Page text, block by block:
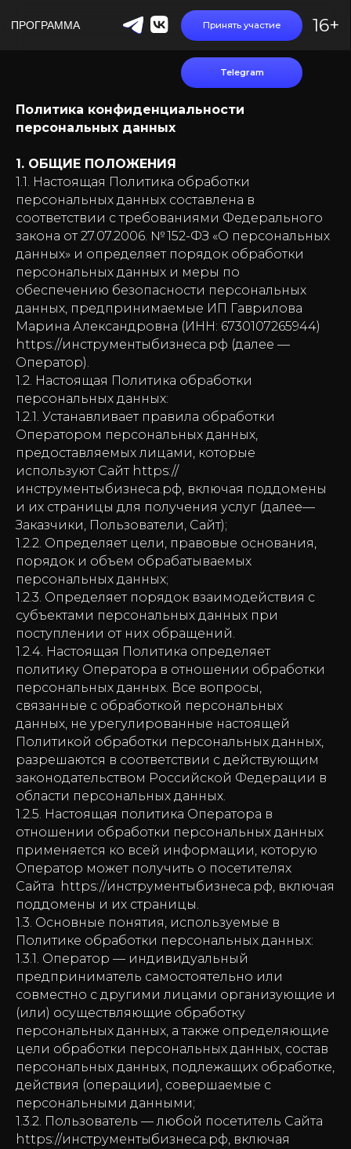
Принять участие
Политика конфиденциальности
персональных данных
1. ОБЩИЕ ПОЛОЖЕНИЯ
1.1. Настоящая Политика обработки
персональных данных составлена в
соответствии с требованиями Федерального
закона от 27.07.2006. № 152-ФЗ «О персональных
данных» и определяет порядок обработки
персональных данных и меры по
обеспечению безопасности персональных
данных, предпринимаемые ИП Гаврилова
Марина Александровна (ИНН: 6730107265944)
https://инструментыбизнеса.рф (далее —
Оператор).
1.2. Настоящая Политика обработки
персональных данных:
1.2.1. Устанавливает правила обработки
Оператором персональных данных,
предоставляемых лицами, которые
используют Сайт https://
инструментыбизнеса.рф, включая поддомены
и их страницы для получения услуг (далее—
Заказчики, Пользователи, Сайт);
1.2.2. Определяет цели, правовые основания,
порядок и объем обрабатываемых
персональных данных;
1.2.3. Определяет порядок взаимодействия с
субъектами персональных данных при
поступлении от них обращений.
1.2.4. Настоящая Политика определяет
политику Оператора в отношении обработки
персональных данных. Все вопросы,
связанные с обработкой персональных
данных, не урегулированные настоящей
Политикой обработки персональных данных,
разрешаются в соответствии с действующим
законодательством Российской Федерации в
области персональных данных.
1.2.5. Настоящая политика Оператора в
отношении обработки персональных данных
применяется ко всей информации, которую
Оператор может получить о посетителях
Сайта https://инструментыбизнеса.рф, включая
поддомены и их страницы.
1.3. Основные понятия, используемые в
Политике обработки персональных данных:
1.3.1. Оператор — индивидуальный
предприниматель самостоятельно или
совместно с другими лицами организующие и
(или) осуществляющие обработку
персональных данных, а также определяющие
цели обработки персональных данных, состав
персональных данных, подлежащих обработке,
действия (операции), совершаемые с
персональными данными;
1.3.2. Пользователь — любой посетитель Сайта
https://инструментыбизнеса.рф, включая